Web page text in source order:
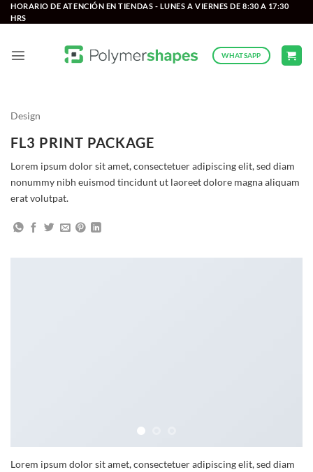
Saltar
al
HORARIO DE ATENCIÓN EN TIENDAS - LUNES A VIERNES DE 8:30 A 17:30
HRS
WHATSAPP
Design
FL3 PRINT PACKAGE
Lorem ipsum dolor sit amet, consectetuer adipiscing elit, sed diam
nonummy nibh euismod tincidunt ut laoreet dolore magna aliquam
erat volutpat.
Lorem ipsum dolor sit amet, consectetuer adipiscing elit, sed diam